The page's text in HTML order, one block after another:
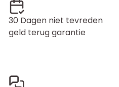
30 Dagen niet tevreden
geld terug garantie